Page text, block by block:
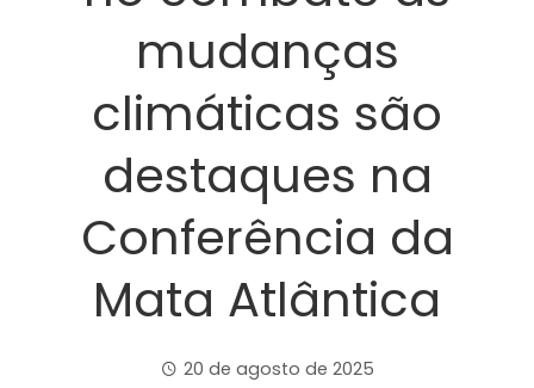
mudanças
climáticas são
destaques na
Conferência da
Mata Atlântica
20 de agosto de 2025